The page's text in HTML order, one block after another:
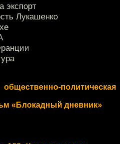
экспорт
Лукашенко
политическая
«Блокадный дневник»